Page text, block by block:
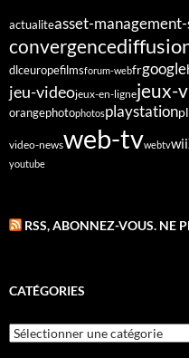
actualiteasset-
convergence
dlceuropefilmsforum-webfrgoogle
jeu-videojeux-en-lignejeux-
orangephotophotosplaystation
video-newsweb-tvwebtvwii
youtube
RSS, ABONNEZ-VOUS. NE
CATÉGORIES
Catégories